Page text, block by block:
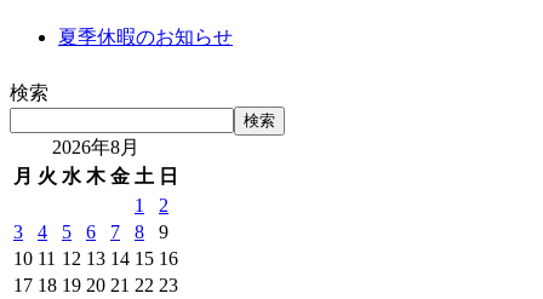
夏季休暇のお知らせ
検索
検索
2026年8月
月 火 水 木 金 土 日
1
2
3
4 5 6 7 8
9
10 11 12 13 14 15 16
17 18 19 20 21 22 23